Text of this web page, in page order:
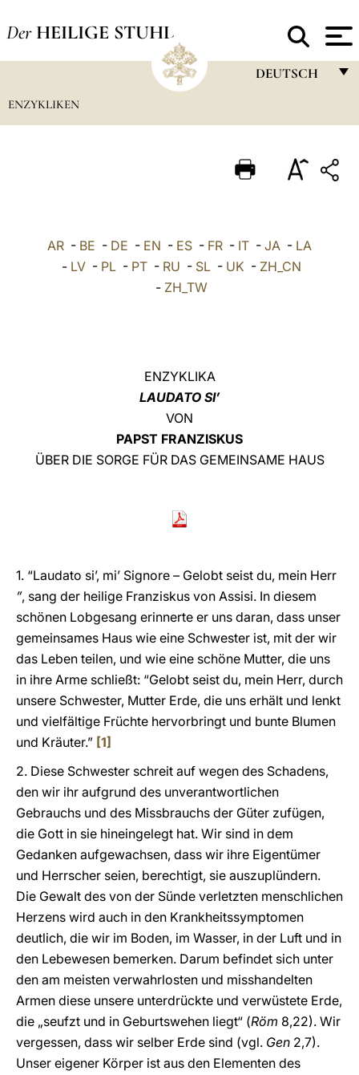
Der HEILIGE STUHL
DEUTSCH
ITALIANO
DEUTSCH
ENZYKLIKEN
AR - BE - DE - EN - ES - FR - IT - JA - LA
- LV- PL- PT- RU - SL- UK - ZH_CN
- ZH_TW
ENZYKLIKA
LAUDATO SI’
VON
PAPST FRANZISKUS
ÜBER DIE SORGE FÜR DAS GEMEINSAME HAUS
1. “Laudato si’, mi’ Signore – Gelobt seist du, mein Herr
”, sang der heilige Franziskus von Assisi. In diesem
schönen Lobgesang erinnerte er uns daran, dass unser
gemeinsames Haus wie eine Schwester ist, mit der wir
das Leben teilen, und wie eine schöne Mutter, die uns
in ihre Arme schließt: “Gelobt seist du, mein Herr, durch
unsere Schwester, Mutter Erde, die uns erhält und lenkt
und vielfältige Früchte hervorbringt und bunte Blumen
und Kräuter.” [1]
2. Diese Schwester schreit auf wegen des Schadens,
den wir ihr aufgrund des unverantwortlichen
Gebrauchs und des Missbrauchs der Güter zufügen,
die Gott in sie hineingelegt hat. Wir sind in dem
Gedanken aufgewachsen, dass wir ihre Eigentümer
und Herrscher seien, berechtigt, sie auszuplündern.
Die Gewalt des von der Sünde verletzten menschlichen
Herzens wird auch in den Krankheitssymptomen
deutlich, die wir im Boden, im Wasser, in der Luft und in
den Lebewesen bemerken. Darum befindet sich unter
den am meisten verwahrlosten und misshandelten
Armen diese unsere unterdrückte und verwüstete Erde,
die „seufzt und in Geburtswehen liegt“ (Röm 8,22). Wir
vergessen, dass wir selber Erde sind (vgl. Gen 2,7).
Unser eigener Körper ist aus den Elementen des